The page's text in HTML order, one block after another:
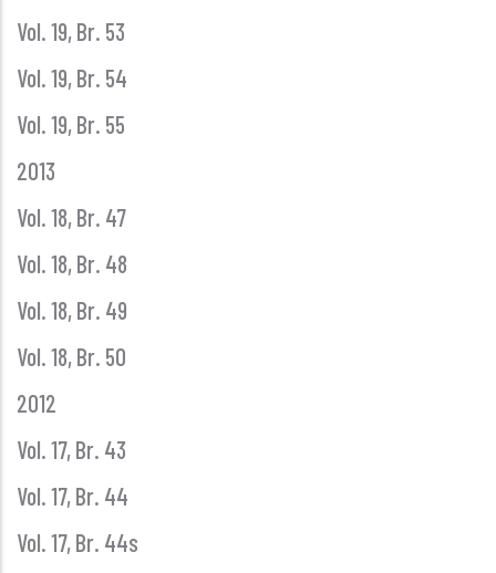
Vol. 19, Br. 53
Vol. 19, Br. 54
Vol. 19, Br. 55
2013
Vol. 18, Br. 47
Vol. 18, Br. 48
Vol. 18, Br. 49
Vol. 18, Br. 50
2012
Vol. 17, Br. 43
Vol. 17, Br. 44
Vol. 17, Br. 44s